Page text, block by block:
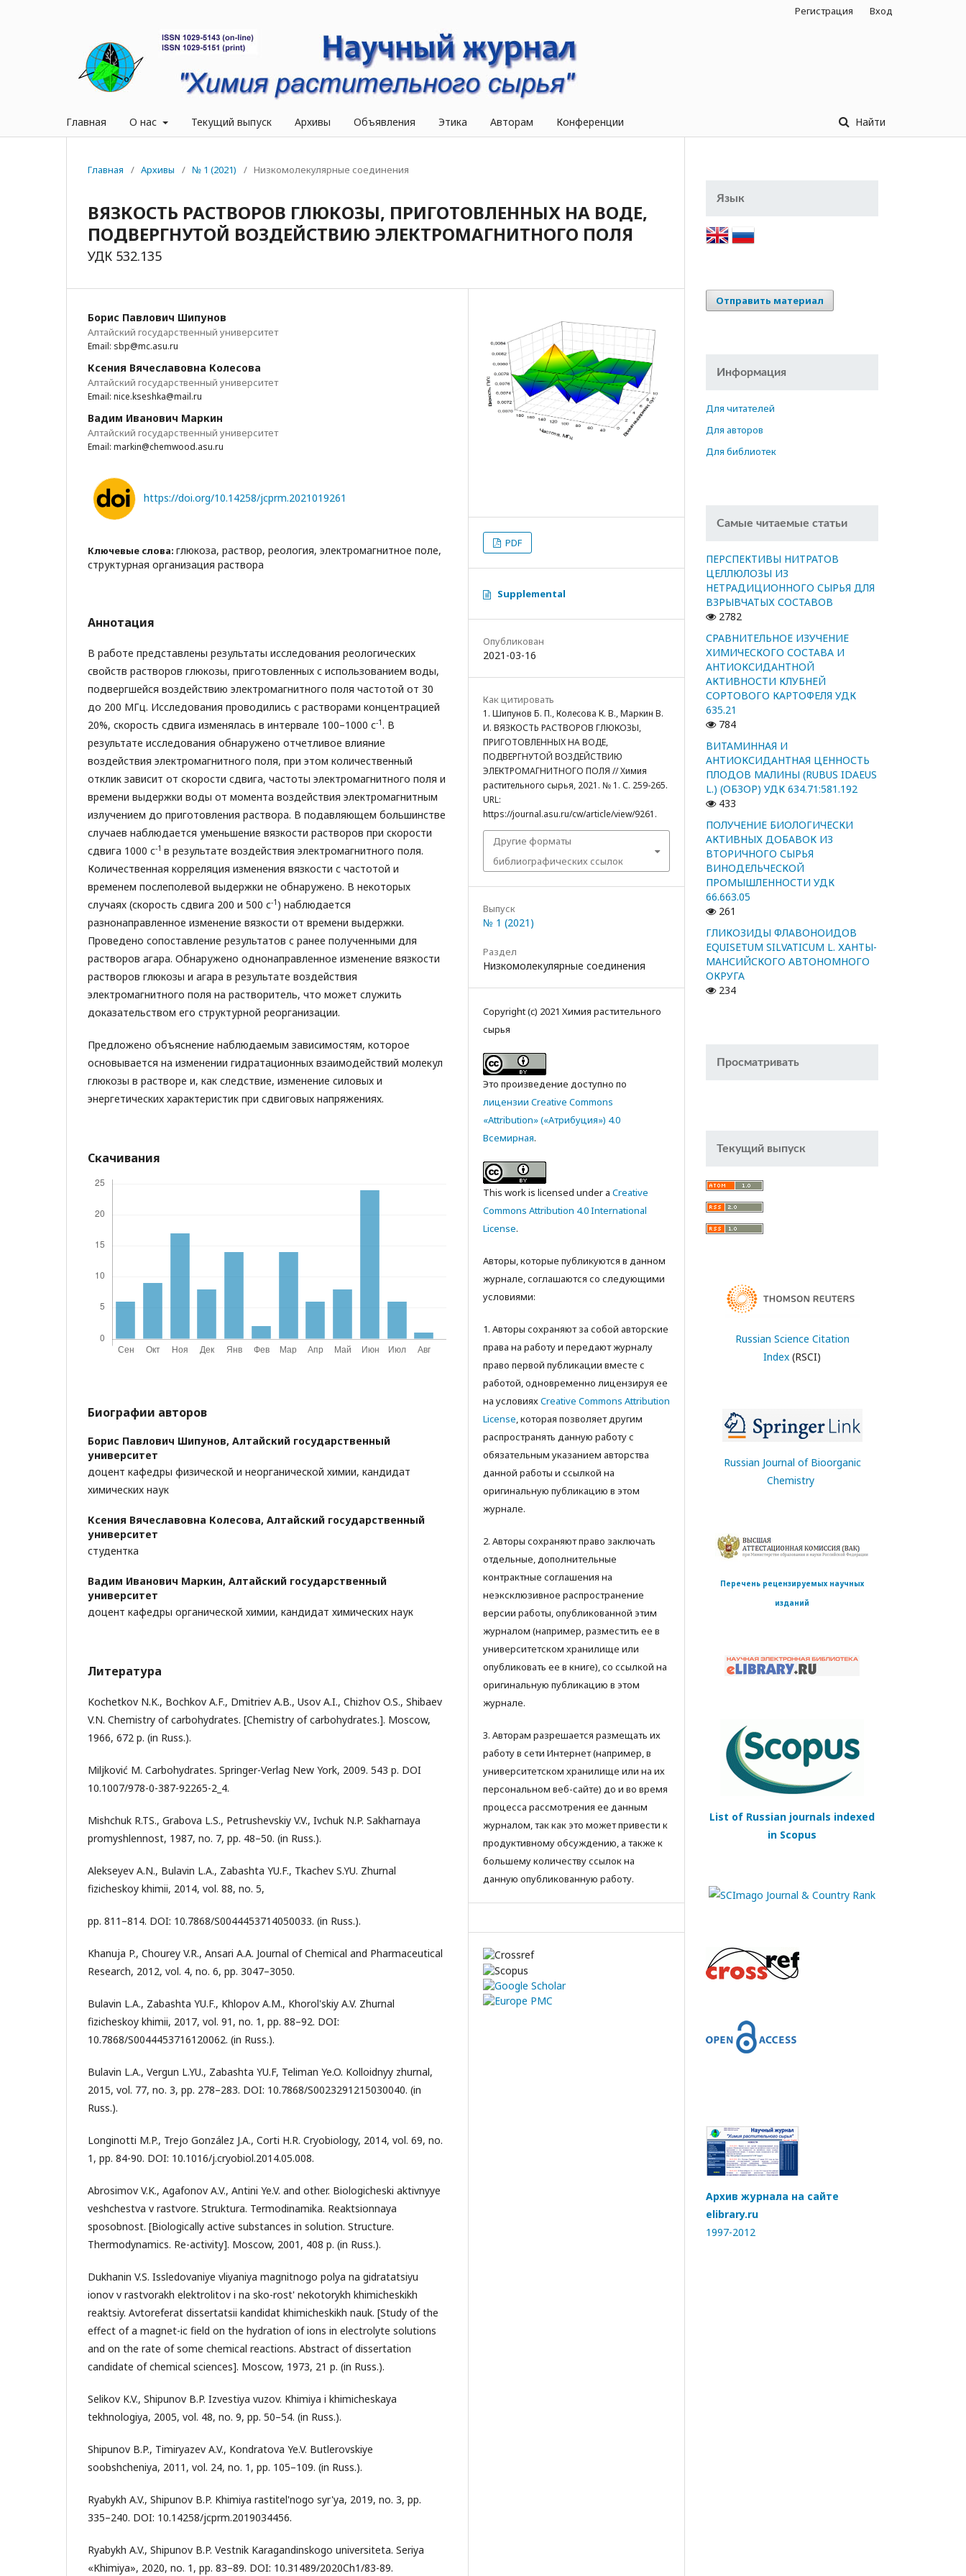
Главная О нас Текущий выпуск Архивы Объявления Этика Авторам Конференции Найти
Регистрация Вход
Главная / Архивы / № 1 (2021) / Низкомолекулярные соединения
ВЯЗКОСТЬ РАСТВОРОВ ГЛЮКОЗЫ, ПРИГОТОВЛЕННЫХ НА ВОДЕ,
ПОДВЕРГНУТОЙ ВОЗДЕЙСТВИЮ ЭЛЕКТРОМАГНИТНОГО ПОЛЯ
УДК 532.135
Борис Павлович Шипунов
Алтайский государственный университет
Email: sbp@mc.asu.ru
Ксения Вячеславовна Колесова
Алтайский государственный университет
Email: nice.kseshka@mail.ru
Вадим Иванович Маркин
Алтайский государственный университет
Email: markin@chemwood.asu.ru
https://doi.org/10.14258/jcprm.2021019261
Ключевые слова: глюкоза, раствор, реология, электромагнитное поле,
структурная организация раствора
Аннотация
В работе представлены результаты исследования реологических
свойств растворов глюкозы, приготовленных с использованием воды,
подвергшейся воздействию электромагнитного поля частотой от 30
до 200 МГц. Исследования проводились с растворами концентрацией
20%, скорость сдвига изменялась в интервале 100–1000 с-1. В
результате исследования обнаружено отчетливое влияние
воздействия электромагнитного поля, при этом количественный
отклик зависит от скорости сдвига, частоты электромагнитного поля и
времени выдержки воды от момента воздействия электромагнитным
излучением до приготовления раствора. В подавляющем большинстве
случаев наблюдается уменьшение вязкости растворов при скорости
сдвига 1000 с-1 в результате воздействия электромагнитного поля.
Количественная корреляция изменения вязкости с частотой и
временем послеполевой выдержки не обнаружено. В некоторых
случаях (скорость сдвига 200 и 500 с-1 ) наблюдается
разнонаправленное изменение вязкости от времени выдержки.
Проведено сопоставление результатов с ранее полученными для
растворов агара. Обнаружено однонаправленное изменение вязкости
растворов глюкозы и агара в результате воздействия
электромагнитного поля на растворитель, что может служить
доказательством его структурной реорганизации.
Предложено объяснение наблюдаемым зависимостям, которое
основывается на изменении гидратационных взаимодействий молекул
глюкозы в растворе и, как следствие, изменение силовых и
энергетических характеристик при сдвиговых напряжениях.
Скачивания
Биографии авторов
Борис Павлович Шипунов, Алтайский государственный
университет
доцент кафедры физической и неорганической химии, кандидат
химических наук
Ксения Вячеславовна Колесова, Алтайский государственный
университет
студентка
Вадим Иванович Маркин, Алтайский государственный
университет
доцент кафедры органической химии, кандидат химических наук
Литература
Kochetkov N.K., Bochkov A.F., Dmitriev A.B., Usov A.I., Chizhov O.S., Shibaev
V.N. Chemistry of carbohydrates. [Chemistry of carbohydrates.]. Moscow,
1966, 672 p. (in Russ.).
Miljković M. Carbohydrates. Springer-Verlag New York, 2009. 543 p. DOI
10.1007/978-0-387-92265-2_4.
Mishchuk R.TS., Grabova L.S., Petrushevskiy V.V., Ivchuk N.P. Sakharnaya
promyshlennost, 1987, no. 7, pp. 48–50. (in Russ.).
Alekseyev A.N., Bulavin L.A., Zabashta YU.F., Tkachev S.YU. Zhurnal
fizicheskoy khimii, 2014, vol. 88, no. 5,
pp. 811–814. DOI: 10.7868/S0044453714050033. (in Russ.).
Khanuja P., Chourey V.R., Ansari A.A. Journal of Chemical and Pharmaceutical
Research, 2012, vol. 4, no. 6, pp. 3047–3050.
Bulavin L.A., Zabashta YU.F., Khlopov A.M., Khorol'skiy A.V. Zhurnal
fizicheskoy khimii, 2017, vol. 91, no. 1, pp. 88–92. DOI:
10.7868/S0044453716120062. (in Russ.).
Bulavin L.A., Vergun L.YU., Zabashta YU.F, Teliman Ye.O. Kolloidnyy zhurnal,
2015, vol. 77, no. 3, pp. 278–283. DOI: 10.7868/S0023291215030040. (in
Russ.).
Longinotti M.P., Trejo González J.A., Corti H.R. Cryobiology, 2014, vol. 69, no.
1, pp. 84-90. DOI: 10.1016/j.cryobiol.2014.05.008.
Abrosimov V.K., Agafonov A.V., Antini Ye.V. and other. Biologicheski aktivnyye
veshchestva v rastvore. Struktura. Termodinamika. Reaktsionnaya
sposobnost. [Biologically active substances in solution. Structure.
Thermodynamics. Re-activity]. Moscow, 2001, 408 p. (in Russ.).
Dukhanin V.S. Issledovaniye vliyaniya magnitnogo polya na gidratatsiyu
ionov v rastvorakh elektrolitov i na sko-rost' nekotorykh khimicheskikh
reaktsiy. Avtoreferat dissertatsii kandidat khimicheskikh nauk. [Study of the
effect of a magnet-ic field on the hydration of ions in electrolyte solutions
and on the rate of some chemical reactions. Abstract of dissertation
candidate of chemical sciences]. Moscow, 1973, 21 p. (in Russ.).
Selikov K.V., Shipunov B.P. Izvestiya vuzov. Khimiya i khimicheskaya
tekhnologiya, 2005, vol. 48, no. 9, pp. 50–54. (in Russ.).
Shipunov B.P., Timiryazev A.V., Kondratova Ye.V. Butlerovskiye
soobshcheniya, 2011, vol. 24, no. 1, pp. 105–109. (in Russ.).
Ryabykh A.V., Shipunov B.P. Khimiya rastitel'nogo syr'ya, 2019, no. 3, pp.
335–240. DOI: 10.14258/jcprm.2019034456.
Ryabykh A.V., Shipunov B.P. Vestnik Karagandinskogo universiteta. Seriya
«Khimiya», 2020, no. 1, pp. 83–89. DOI: 10.31489/2020Ch1/83-89.
PDF
Supplemental
Опубликован
2021-03-16
Как цитировать
1. Шипунов Б. П., Колесова К. В., Маркин В.
И. ВЯЗКОСТЬ РАСТВОРОВ ГЛЮКОЗЫ,
ПРИГОТОВЛЕННЫХ НА ВОДЕ,
ПОДВЕРГНУТОЙ ВОЗДЕЙСТВИЮ
ЭЛЕКТРОМАГНИТНОГО ПОЛЯ // Химия
растительного сырья, 2021. № 1. С. 259-265.
URL:
https://journal.asu.ru/cw/article/view/9261.
Другие форматы
библиографических ссылок
Выпуск
№ 1 (2021)
Раздел
Низкомолекулярные соединения
Copyright (c) 2021 Химия растительного
сырья
Это произведение доступно по
лицензии Creative Commons
«Attribution» («Атрибуция») 4.0
Всемирная.
This work is licensed under a Creative
Commons Attribution 4.0 International
License.
Авторы, которые публикуются в данном
журнале, соглашаются со следующими
условиями:
1. Авторы сохраняют за собой авторские
права на работу и передают журналу
право первой публикации вместе с
работой, одновременно лицензируя ее
на условияхCreative Commons Attribution
License, которая позволяет другим
распространять данную работу с
обязательным указанием авторства
данной работы и ссылкой на
оригинальную публикацию в этом
журнале.
2. Авторы сохраняют право заключать
отдельные, дополнительные
контрактные соглашения на
неэксклюзивное распространение
версии работы, опубликованной этим
журналом (например, разместить ее в
университетском хранилище или
опубликовать ее в книге), со ссылкой на
оригинальную публикацию в этом
журнале.
3. Авторам разрешается размещать их
работу в сети Интернет (например, в
университетском хранилище или на их
персональном веб-сайте) до и во время
процесса рассмотрения ее данным
журналом, так как это может привести к
продуктивному обсуждению, а также к
большему количеству ссылок на
данную опубликованную работу.
Язык
Отправить материал
Информация
Для читателей
Для авторов
Для библиотек
Самые читаемые статьи
ПЕРСПЕКТИВЫ НИТРАТОВ
ЦЕЛЛЮЛОЗЫ ИЗ
НЕТРАДИЦИОННОГО СЫРЬЯ ДЛЯ
ВЗРЫВЧАТЫХ СОСТАВОВ
2782
СРАВНИТЕЛЬНОЕ ИЗУЧЕНИЕ
ХИМИЧЕСКОГО СОСТАВА И
АНТИОКСИДАНТНОЙ
АКТИВНОСТИ КЛУБНЕЙ
СОРТОВОГО КАРТОФЕЛЯ УДК
635.21
784
ВИТАМИННАЯ И
АНТИОКСИДАНТНАЯ ЦЕННОСТЬ
ПЛОДОВ МАЛИНЫ (RUBUS IDAEUS
L.) (ОБЗОР) УДК 634.71:581.192
433
ПОЛУЧЕНИЕ БИОЛОГИЧЕСКИ
АКТИВНЫХ ДОБАВОК ИЗ
ВТОРИЧНОГО СЫРЬЯ
ВИНОДЕЛЬЧЕСКОЙ
ПРОМЫШЛЕННОСТИ УДК
66.663.05
261
ГЛИКОЗИДЫ ФЛАВОНОИДОВ
EQUISETUM SILVATICUM L. ХАНТЫ-
МАНСИЙСКОГО АВТОНОМНОГО
ОКРУГА
234
Просматривать
Текущий выпуск
Russian Science Citation
Index (RSCI)
Russian Journal of Bioorganic
Chemistry
Перечень рецензируемых научных
изданий
List of Russian journals indexed
in Scopus
Архив журнала на сайте
elibrary.ru
1997-2012